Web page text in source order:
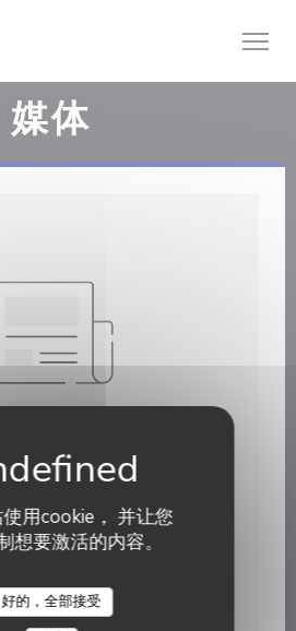
用cookie， 并让您
想要激活的内容。
好的，全部接受
媒体
Table du Colysée à
dédié au poisson
L'Ecaille